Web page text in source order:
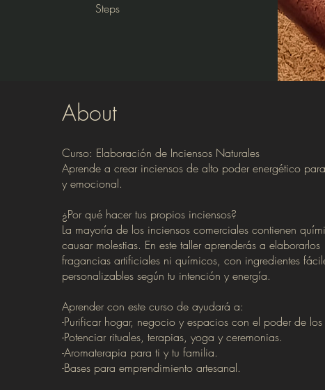
Steps
About
Curso: Elaboración de Inciensos Naturales
Aprende a crear inciensos de alto poder energético
y emocional.
¿Por qué hacer tus propios inciensos?
La mayoría de los inciensos comerciales contienen
causar molestias. En este taller aprenderás a
fragancias artificiales ni químicos, con ingredientes
personalizables según tu intención y energía.
Aprender con este curso de ayudará a:
-Purificar hogar, negocio y espacios con el poder de los
-Potenciar rituales, terapias, yoga y ceremonias.
-Aromaterapia para ti y tu familia.
-Bases para emprendimiento artesanal.